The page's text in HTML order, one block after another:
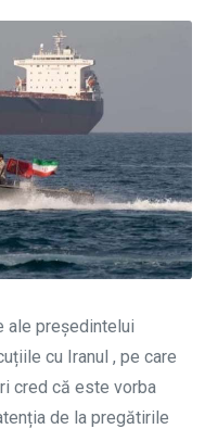
ale președintelui
cu Iranul , pe care
cred că este vorba
de la pregătirile